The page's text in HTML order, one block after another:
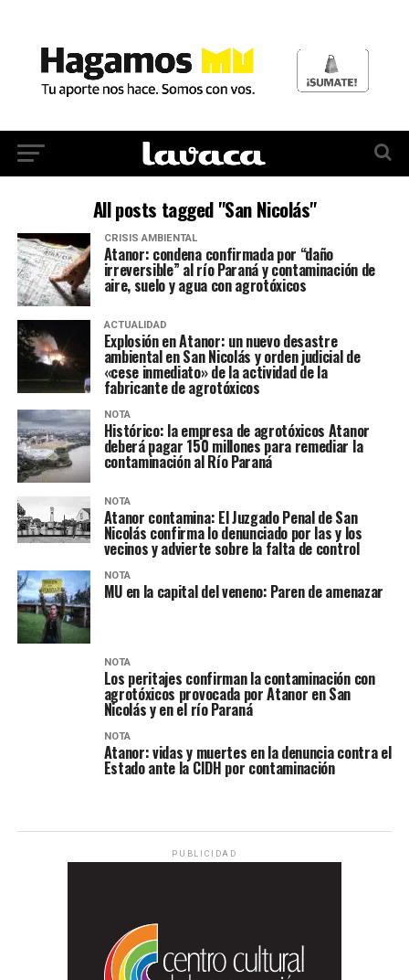
All posts tagged "San Nicolás"
CRISIS AMBIENTAL
Atanor: condena confirmada por “daño
irreversible” al río Paraná y contaminación de
aire, suelo y agua con agrotóxicos
ACTUALIDAD
Explosión en Atanor: un nuevo desastre
ambiental en San Nicolás y orden judicial de
«cese inmediato» de la actividad de la
fabricante de agrotóxicos
NOTA
Histórico: la empresa de agrotóxicos Atanor
deberá pagar 150 millones para remediar la
contaminación al Río Paraná
NOTA
Atanor contamina: El Juzgado Penal de San
Nicolás confirma lo denunciado por las y los
vecinos y advierte sobre la falta de control
NOTA
MU en la capital del veneno: Paren de amenazar
NOTA
Los peritajes confirman la contaminación con
agrotóxicos provocada por Atanor en San
Nicolás y en el río Paraná
NOTA
Atanor: vidas y muertes en la denuncia contra el
Estado ante la CIDH por contaminación
PUBLICIDAD